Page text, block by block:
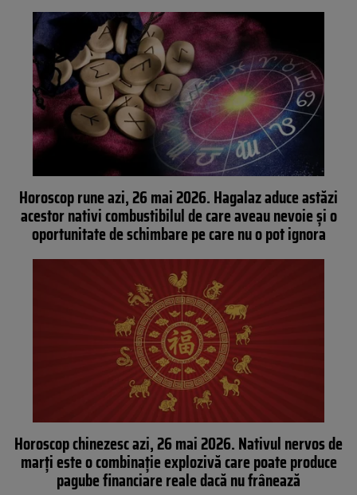
Horoscop rune azi, 26 mai 2026. Hagalaz aduce astăzi
acestor nativi combustibilul de care aveau nevoie și o
oportunitate de schimbare pe care nu o pot ignora
Horoscop chinezesc azi, 26 mai 2026. Nativul nervos de
marți este o combinație explozivă care poate produce
pagube financiare reale dacă nu frânează